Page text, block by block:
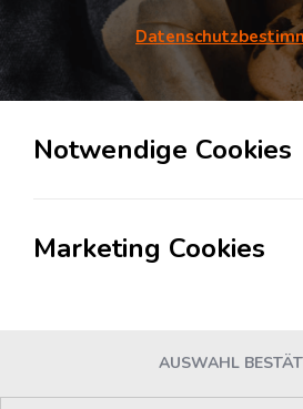
Möchten Sie diesen
speichern und
Standorte informiert
der Branche Automotive
Notwendige Cookies
Marketing Cookies
AUSWAHL